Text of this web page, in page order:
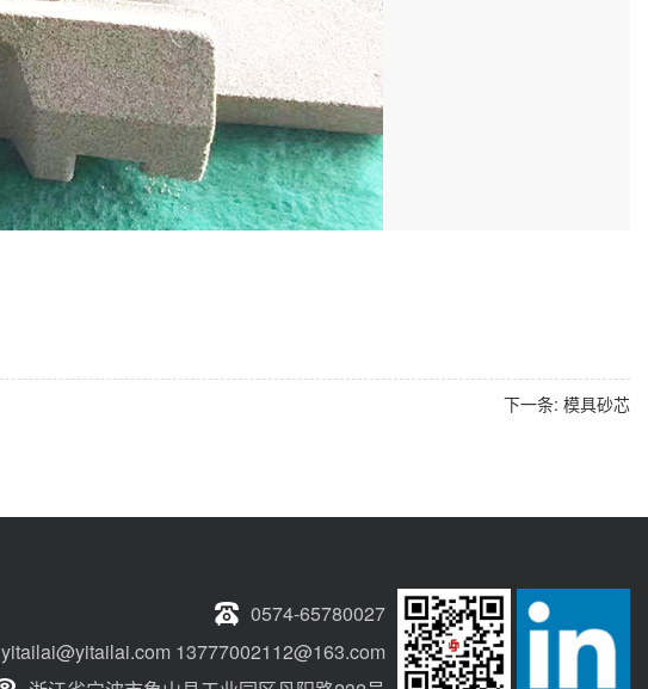
下一条: 模具砂芯
0574-65780027
yitailai@yitailai.com 13777002112@163.com